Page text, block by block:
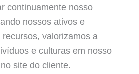
continuamente nosso
nossos ativos e
valorizamos a
e culturas em nosso
site do cliente.